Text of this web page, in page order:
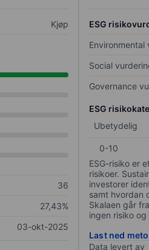
Kjøp
36
27,43%
03-okt-2025
ESG
Environmental
Social
Governance
ESG
Ubetydelig
0-10
ESG-risiko er
risikoer.
investorer
samt hvordan
Skalaen går
ingen risiko
Last ned
Data levert av